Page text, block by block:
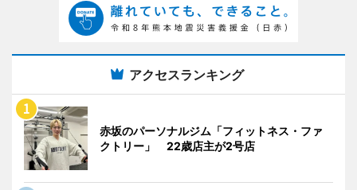
アクセスランキング
赤坂のパーソナルジム「フィットネス・ファ
クトリー」 22歳店主が2号店